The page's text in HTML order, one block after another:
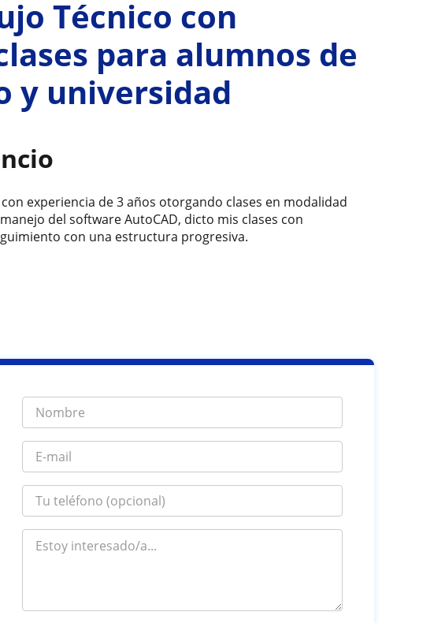
Técnico con
para alumnos de
y universidad
experiencia de 3 años otorgando clases en modalidad
del software AutoCAD, dicto mis clases con
con una estructura progresiva.